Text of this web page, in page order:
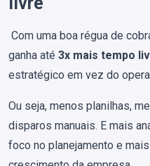
Com uma boa régua de
ganha até 3x mais tempo
estratégico em vez do
Ou seja, menos planilhas,
disparos manuais. E mais
foco no planejamento e